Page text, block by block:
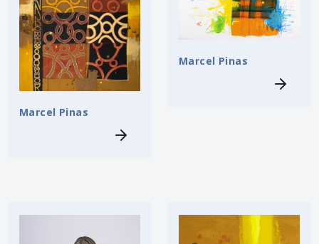
Marcel Pinas
Marcel Pinas